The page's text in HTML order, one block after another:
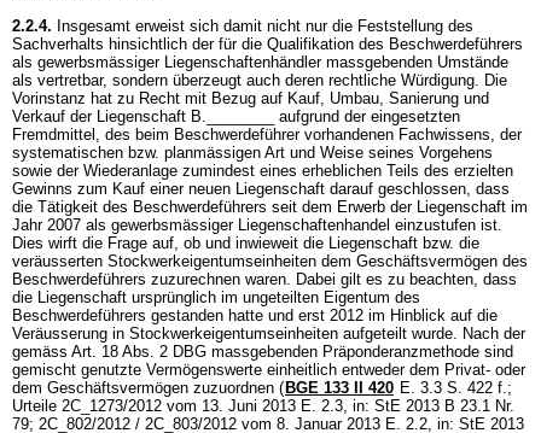
2.2.4. Insgesamt erweist sich damit nicht nur die Feststellung des
Sachverhalts hinsichtlich der für die Qualifikation des Beschwerdeführers
als gewerbsmässiger Liegenschaftenhändler massgebenden Umstände
als vertretbar, sondern überzeugt auch deren rechtliche Würdigung. Die
Vorinstanz hat zu Recht mit Bezug auf Kauf, Umbau, Sanierung und
Verkauf der Liegenschaft B.________ aufgrund der eingesetzten
Fremdmittel, des beim Beschwerdeführer vorhandenen Fachwissens, der
systematischen bzw. planmässigen Art und Weise seines Vorgehens
sowie der Wiederanlage zumindest eines erheblichen Teils des erzielten
Gewinns zum Kauf einer neuen Liegenschaft darauf geschlossen, dass
die Tätigkeit des Beschwerdeführers seit dem Erwerb der Liegenschaft im
Jahr 2007 als gewerbsmässiger Liegenschaftenhandel einzustufen ist.
Dies wirft die Frage auf, ob und inwieweit die Liegenschaft bzw. die
veräusserten Stockwerkeigentumseinheiten dem Geschäftsvermögen des
Beschwerdeführers zuzurechnen waren. Dabei gilt es zu beachten, dass
die Liegenschaft ursprünglich im ungeteilten Eigentum des
Beschwerdeführers gestanden hatte und erst 2012 im Hinblick auf die
Veräusserung in Stockwerkeigentumseinheiten aufgeteilt wurde. Nach der
gemäss Art. 18 Abs. 2 DBG massgebenden Präponderanzmethode sind
gemischt genutzte Vermögenswerte einheitlich entweder dem Privat- oder
dem Geschäftsvermögen zuzuordnen ( BGE 133 II 420 E. 3.3 S. 422 f.;
Urteile 2C_1273/2012 vom 13. Juni 2013 E. 2.3, in: StE 2013 B 23.1 Nr.
79; 2C_802/2012 / 2C_803/2012 vom 8. Januar 2013 E. 2.2, in: StE 2013